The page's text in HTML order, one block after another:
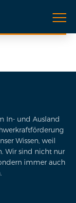
In- und Ausland
Wissen, weil
Wir sind nicht nur
immer auch